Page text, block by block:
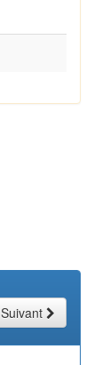
Suivant